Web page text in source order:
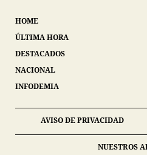
HOME
ÚLTIMA HORA
DESTACADOS
NACIONAL
INFODEMIA
AVISO DE PRIVACIDAD
NUESTROS